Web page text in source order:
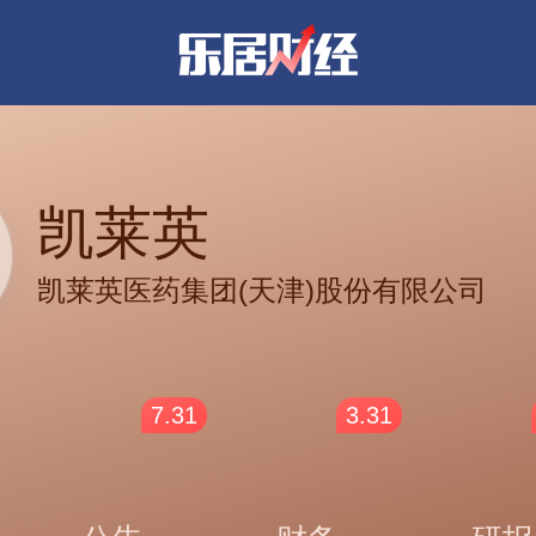
凯莱英
凯莱英医药集团(天津)股份有限公司
7.31 3.31